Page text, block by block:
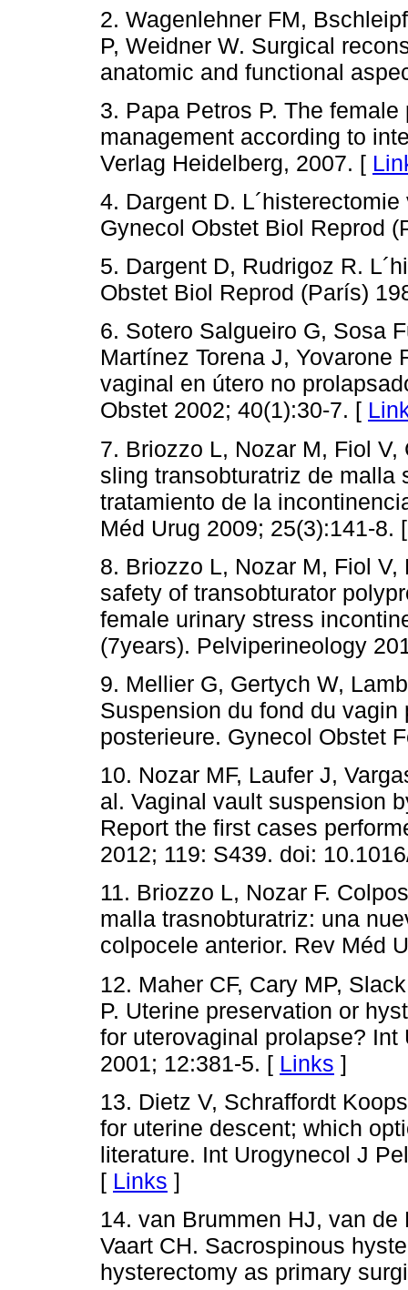
2. Wagenlehner FM,
P, Weidner W. Surgical
anatomic and functional
3. Papa Petros P. The
management according to
Verlag Heidelberg, 2007. [
4. Dargent D.
Gynecol Obstet Biol Reprod
5. Dargent D, Rudrigoz R.
Obstet Biol Reprod (París)
6. Sotero Salgueiro G, Sosa
Martínez Torena J, Yovarone
vaginal en útero no
Obstet 2002; 40(1):30-7. [
7. Briozzo L, Nozar M, Fiol
sling transobturatriz de malla
tratamiento de la
Méd Urug 2009; 25(3):141-8.
8. Briozzo L, Nozar M, Fiol
safety of transobturator
female urinary stress
(7years). Pelviperineology
9. Mellier G, Gertych W,
Suspension du fond du
posterieure. Gynecol Obstet
10. Nozar MF, Laufer J,
al. Vaginal vault suspension
Report the first cases
2012; 119: S439. doi:
11. Briozzo L, Nozar F.
malla trasnobturatriz: una
colpocele anterior. Rev Méd
12. Maher CF, Cary MP,
P. Uterine preservation or
for uterovaginal prolapse?
2001; 12:381-5. [ Links ]
13. Dietz V, Schraffordt
for uterine descent; which
literature. Int Urogynecol J
[ Links ]
14. van Brummen HJ, van
Vaart CH. Sacrospinous
hysterectomy as primary